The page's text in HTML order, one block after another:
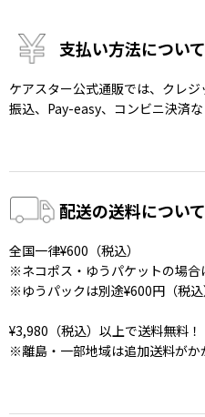
支払い方法について
ケアスター公式通販では、クレ
振込、Pay-easy、コンビニ決済な
配送の送料について
全国一律¥600（税込）
※ネコポス・ゆうパケットの場合
※ゆうパックは別途¥600円（税込
¥3,980（税込）以上で送料無料！
※離島・一部地域は追加送料がか